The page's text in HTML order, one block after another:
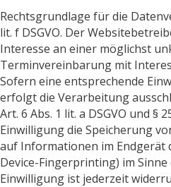
Rechtsgrundlage für die
lit. f DSGVO. Der
Interesse an einer möglichst
Terminvereinbarung mit
Sofern eine entsprechende
erfolgt die Verarbeitung
Art. 6 Abs. 1 lit. a DSGVO und §
Einwilligung die Speicherung
auf Informationen im Endgerät
Device-Fingerprinting) im Sinne
Einwilligung ist jederzeit